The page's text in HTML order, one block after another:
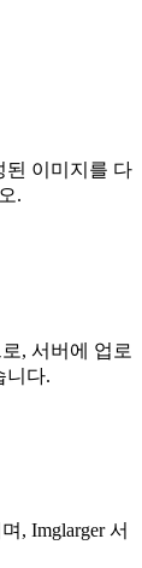
된 이미지를 다
.
, 서버에 업로
니다.
, Imglarger 서